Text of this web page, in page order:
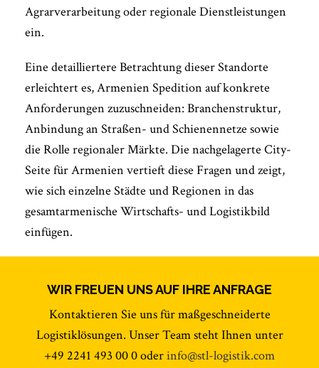
Agrarverarbeitung oder regionale Dienstleistungen
ein.
Eine detailliertere Betrachtung dieser Standorte
erleichtert es, Armenien Spedition auf konkrete
Anforderungen zuzuschneiden: Branchenstruktur,
Anbindung an Straßen- und Schienennetze sowie
die Rolle regionaler Märkte. Die nachgelagerte City-
Seite für Armenien vertieft diese Fragen und zeigt,
wie sich einzelne Städte und Regionen in das
gesamtarmenische Wirtschafts- und Logistikbild
einfügen.
WIR FREUEN UNS AUF IHRE ANFRAGE
Kontaktieren Sie uns für maßgeschneiderte
Logistiklösungen. Unser Team steht Ihnen unter
+49 2241 493 00 0 oderinfo@stl-logistik.com